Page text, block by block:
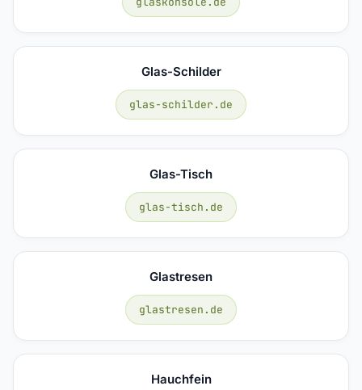
Glas-Schilder
glas-schilder.de
Glas-Tisch
glas-tisch.de
Glastresen
glastresen.de
Hauchfein